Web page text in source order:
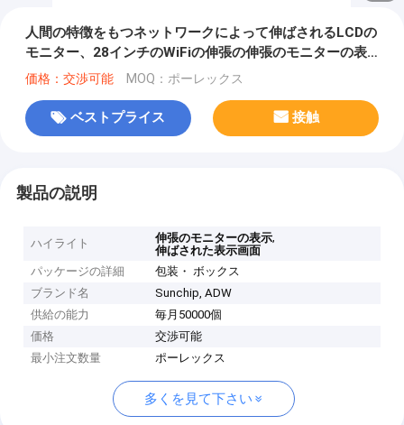
人間の特徴をもつネットワークによって伸ばされるLCDの
モニター、28インチのWiFiの伸張の伸張のモニターの表
示
価格：交渉可能 MOQ：ポーレックス
ベストプライス 接触
製品の説明
ハイライト 伸張のモニターの表示,
伸ばされた表示画面
パッケージの詳細
包装・ ボックス
ブランド名
Sunchip, ADW
供給の能力
毎月50000個
価格
交渉可能
最小注文数量
ポーレックス
多くを見て下さい